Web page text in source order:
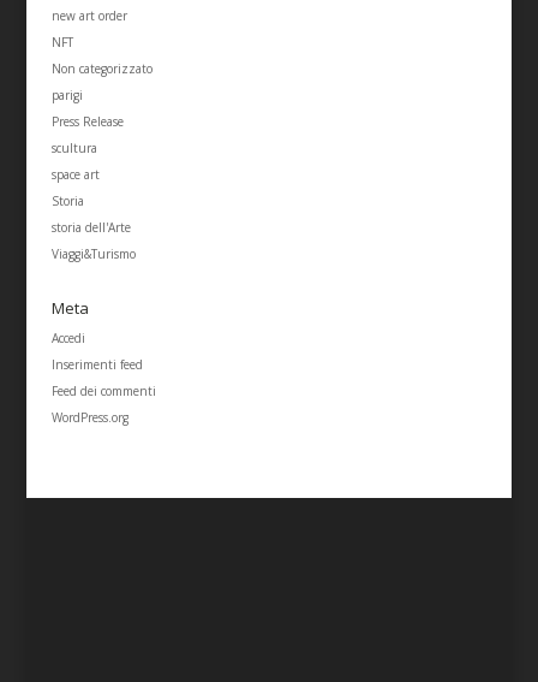
new art order
NFT
Non categorizzato
parigi
Press Release
scultura
space art
Storia
storia dell'Arte
Viaggi&Turismo
Meta
Accedi
Inserimenti feed
Feed dei commenti
WordPress.org